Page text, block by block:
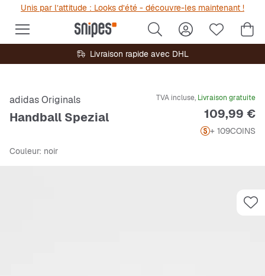
Unis par l’attitude : Looks d’été - découvre-les maintenant !
Livraison rapide avec DHL
adidas Originals
Handball Spezial
TVA incluse, Livraison gratuite
Prix
109,99 €
+ 109COINS
Couleur: noir